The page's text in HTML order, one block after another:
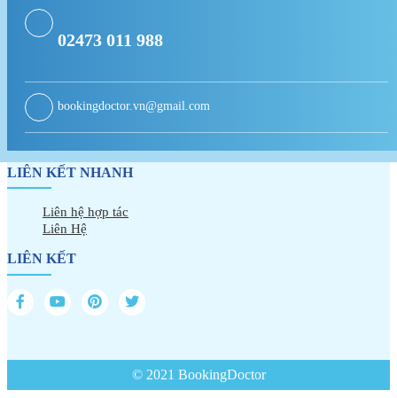
02473 011 988
bookingdoctor.vn@gmail.com
LIÊN KẾT NHANH
Liên hệ hợp tác
Liên Hệ
LIÊN KẾT
© 2021 BookingDoctor